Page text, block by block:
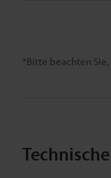
*Bitte beachten